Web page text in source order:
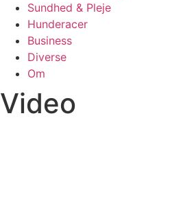
Sundhed & Pleje
Hunderacer
Business
Diverse
Om
Video